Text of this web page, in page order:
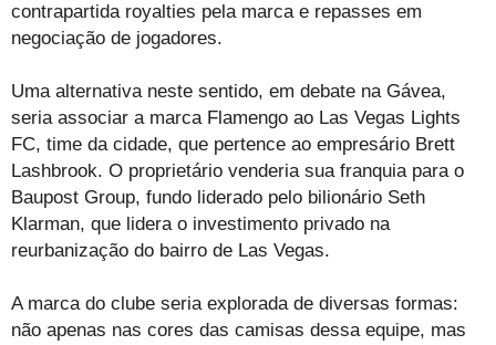
contrapartida royalties pela marca e repasses em
negociação de jogadores.
Uma alternativa neste sentido, em debate na Gávea,
seria associar a marca Flamengo ao Las Vegas Lights
FC, time da cidade, que pertence ao empresário Brett
Lashbrook. O proprietário venderia sua franquia para o
Baupost Group, fundo liderado pelo bilionário Seth
Klarman, que lidera o investimento privado na
reurbanização do bairro de Las Vegas.
A marca do clube seria explorada de diversas formas:
não apenas nas cores das camisas dessa equipe, mas